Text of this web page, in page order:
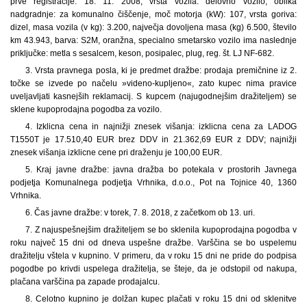
nadgradnje: za komunalno čiščenje, moč motorja (kW): 107, vrsta goriva:
dizel, masa vozila (v kg): 3.200, največja dovoljena masa (kg) 6.500, število
km 43.943, barva: S2M, oranžna, specialno smetarsko vozilo ima naslednje
priključke: metla s sesalcem, keson, posipalec, plug, reg. št. LJ NF-682.
3. Vrsta pravnega posla, ki je predmet dražbe: prodaja premičnine iz 2.
točke se izvede po načelu »videno-kupljeno«, zato kupec nima pravice
uveljavljati kasnejših reklamacij. S kupcem (najugodnejšim dražiteljem) se
sklene kupoprodajna pogodba za vozilo.
4. Izklicna cena in najnižji znesek višanja: izklicna cena za LADOG
T1550T je 17.510,40 EUR brez DDV in 21.362,69 EUR z DDV; najnižji
znesek višanja izklicne cene pri draženju je 100,00 EUR.
5. Kraj javne dražbe: javna dražba bo potekala v prostorih Javnega
podjetja Komunalnega podjetja Vrhnika, d.o.o., Pot na Tojnice 40, 1360
Vrhnika.
6. Čas javne dražbe: v torek, 7. 8. 2018, z začetkom ob 13. uri.
7. Z najuspešnejšim dražiteljem se bo sklenila kupoprodajna pogodba v
roku največ 15 dni od dneva uspešne dražbe. Varščina se bo uspelemu
dražitelju vštela v kupnino. V primeru, da v roku 15 dni ne pride do podpisa
pogodbe po krivdi uspelega dražitelja, se šteje, da je odstopil od nakupa,
plačana varščina pa zapade prodajalcu.
8. Celotno kupnino je dolžan kupec plačati v roku 15 dni od sklenitve